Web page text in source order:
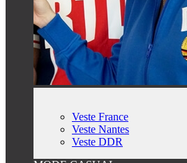
Veste France
Veste Nantes
Veste DDR